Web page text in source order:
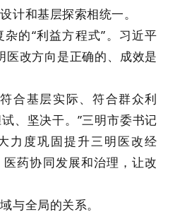
计和基层探索相统一。
的“利益方程式”。习近平
医改方向是正确的、成效是
合基层实际、符合群众利
、坚决干。”三明市委书记
力度巩固提升三明医改经
药协同发展和治理，让改
与全局的关系。